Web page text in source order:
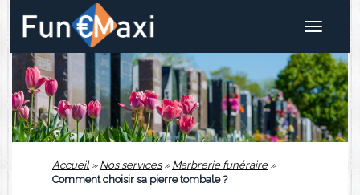
Toggle
Accueil» Nos services» Marbrerie funéraire»
Comment choisir sa pierre tombale ?